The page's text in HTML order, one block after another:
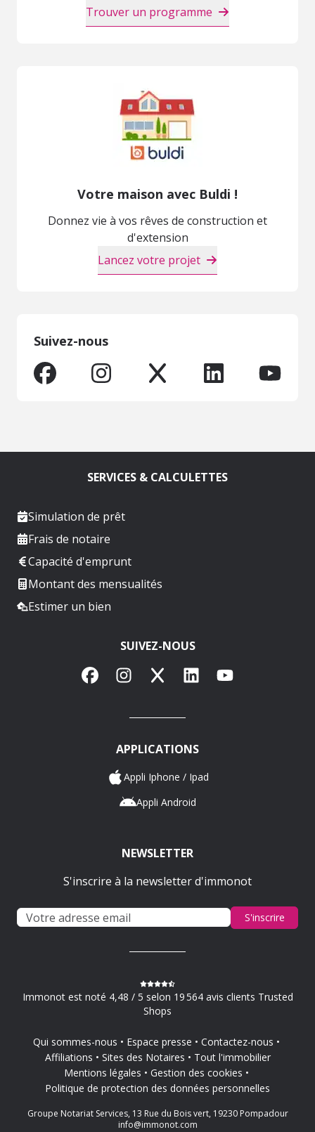
Trouver un programme
Votre maison avec Buldi !
Donnez vie à vos rêves de construction et
d'extension
Lancez votre projet
Suivez-nous
SERVICES & CALCULETTES
Simulation de prêt
Frais de notaire
Capacité d'emprunt
Montant des mensualités
Estimer un bien
SUIVEZ-NOUS
FacebookInstagram
X LinkedInYouTube
APPLICATIONS
Appli Iphone / Ipad
Appli Android
NEWSLETTER
S'inscrire à la newsletter d'immonot
S'inscrire
Immonot est noté 4,48 / 5 selon 19 564 avis clients Trusted
Shops
Qui sommes-nous Espace presse
Contactez-nous
Affiliations
Sites des Notaires
Tout l'immobilier
Mentions légales
Gestion des cookies
Politique de protection des données personnelles
Groupe Notariat Services, 13 Rue du Bois vert, 19230 Pompadour
info@immonot.com